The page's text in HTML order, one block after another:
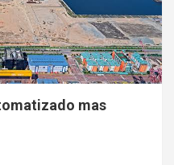
mas